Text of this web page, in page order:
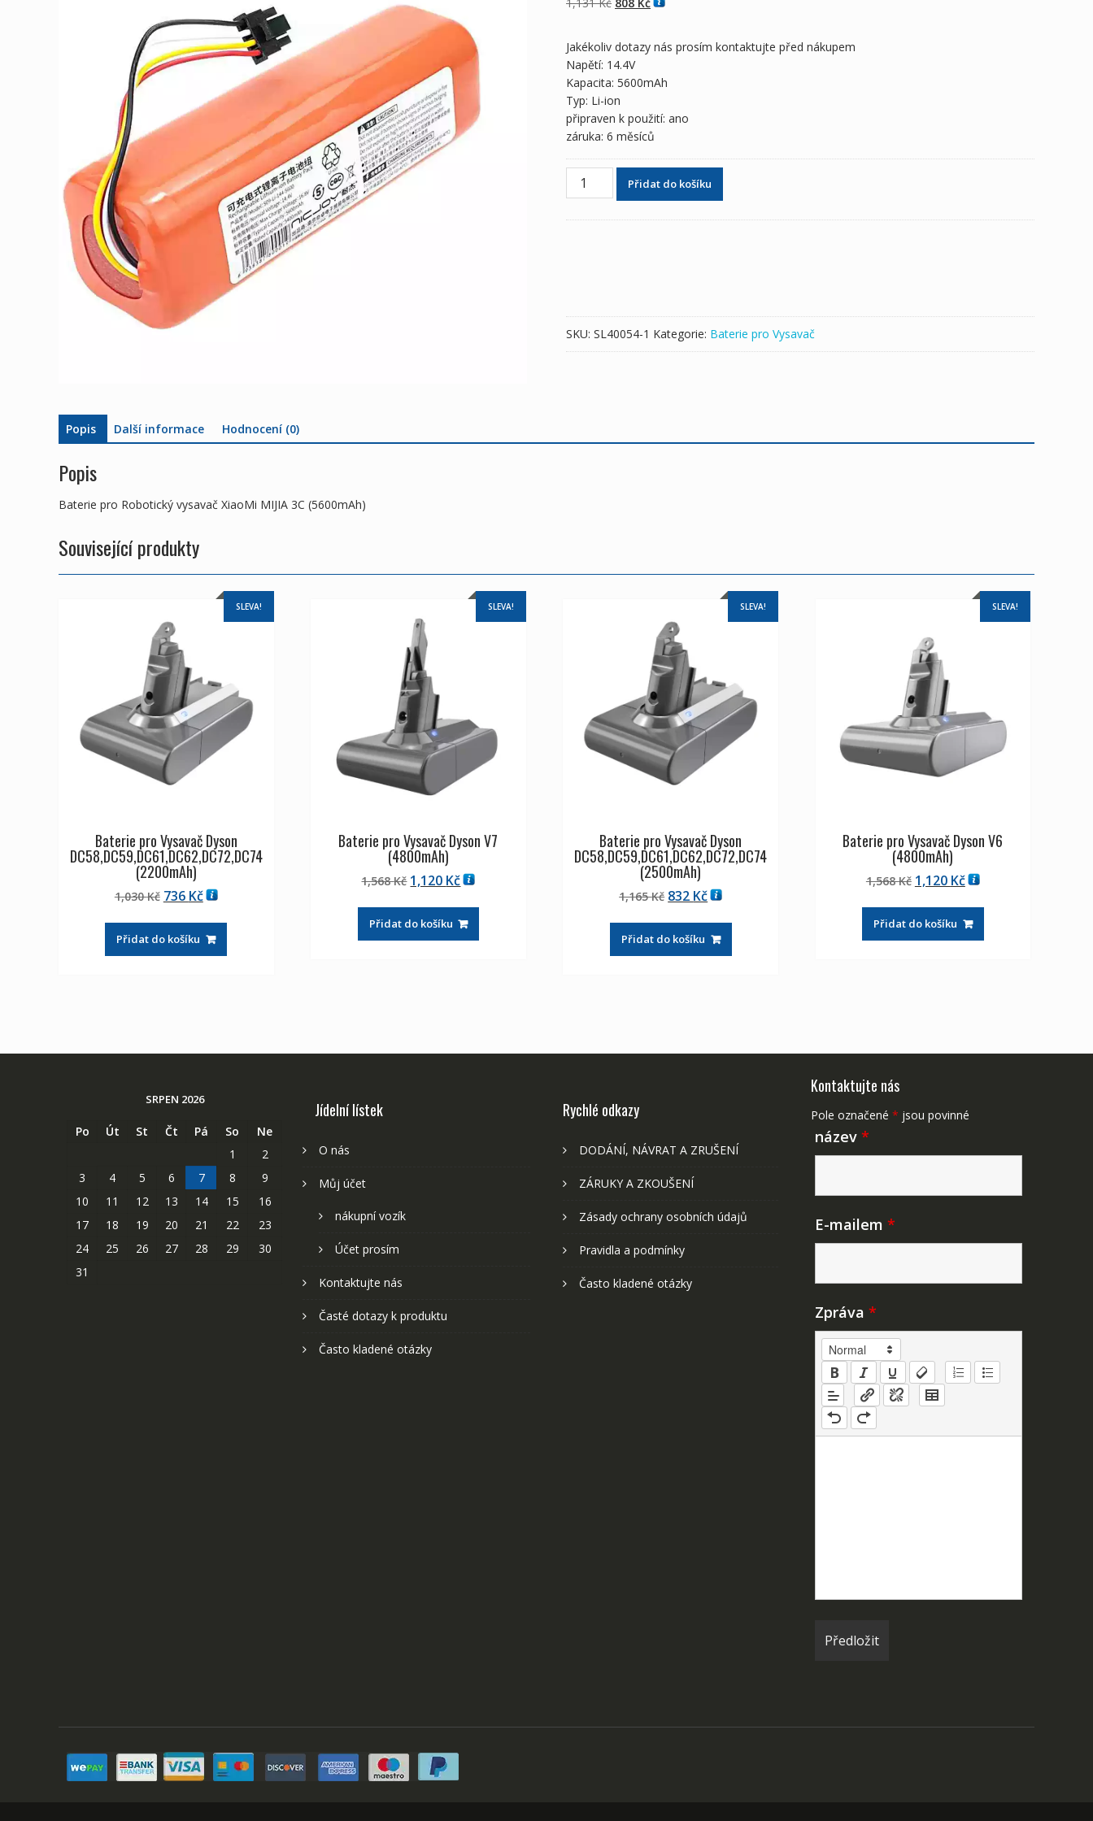
1,131 Kč808 Kč
Jakékoliv dotazy nás prosím kontaktujte před nákupem
Napětí: 14.4V
Kapacita: 5600mAh
Typ: Li-ion
připraven k použití: ano
záruka: 6 měsíců
Baterie
množství
Přidat do košíku
SKU: SL40054-1 Kategorie: Baterie pro Vysavač
Popis Další informace Hodnocení (0)
Popis
Baterie pro Robotický vysavač XiaoMi MIJIA 3C (5600mAh)
Související produkty
SLEVA!
Baterie pro Vysavač Dyson
DC58,DC59,DC61,DC62,DC72,DC74
(2200mAh)
1,030Kč Původní
byla:
1,030 Kč
736 KčAktuální
je:
736 Kč
Přidat do košíku
SLEVA!
Baterie pro Vysavač Dyson V7
(4800mAh)
1,568Kč Původní
byla:
1,568 Kč
1,120 KčAktuální
je:
1,120 Kč
Přidat do košíku
SLEVA!
Baterie pro Vysavač Dyson
DC58,DC59,DC61,DC62,DC72,DC74
(2500mAh)
1,165Kč Původní
byla:
1,165 Kč
832 KčAktuální
je:
832 Kč
Přidat do košíku
SLEVA!
Baterie pro Vysavač Dyson V6
(4800mAh)
1,568Kč Původní
byla:
1,568 Kč
1,120 KčAktuální
je:
1,120 Kč
Přidat do košíku
SRPEN 2026
Po Út St Čt Pá So
Ne
1
2
3
4 5 6 7 8
9
10
11 12 13 14 15
16
17
18 19 20 21 22
23
24
25 26 27 28 29
30
31
Jídelní lístek
O nás
Můj účet
nákupní vozík
Účet prosím
Kontaktujte nás
Časté dotazy k produktu
Často kladené otázky
Rychlé odkazy
DODÁNÍ, NÁVRAT A ZRUŠENÍ
ZÁRUKY A ZKOUŠENÍ
Zásady ochrany osobních údajů
Pravidla a podmínky
Často kladené otázky
Kontaktujte nás
Pole označené * jsou povinné
název *
E-mailem *
Zpráva *